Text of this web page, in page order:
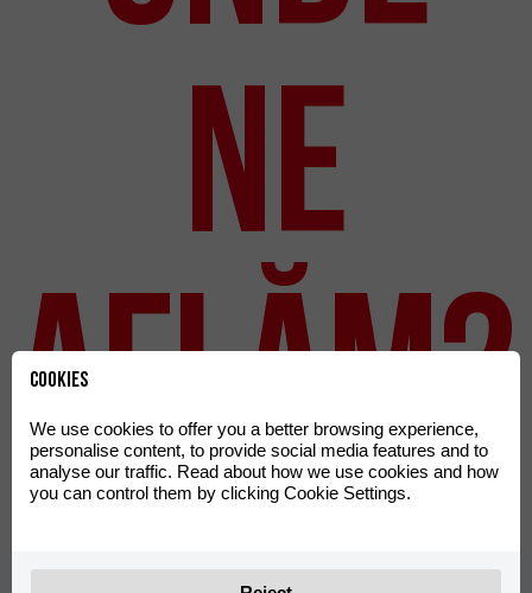
ne
aflăm?
Fabrica RIEJU este situată în Figueres (Girona), un oraș din
expediții se află foarte aproape de Figueres (în Vilamalla);
Cookies
We use cookies to offer you a better browsing experience,
personalise content, to provide social media features and to
analyse our traffic. Read about how we use cookies and how
you can control them by clicking Cookie Settings.